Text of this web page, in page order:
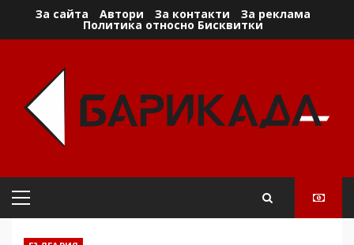
За сайта Автори За контакти За реклама
Политика относно Бисквитки
Primary